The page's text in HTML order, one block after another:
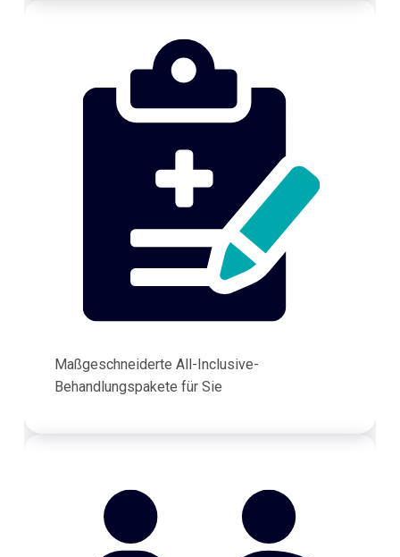
Maßgeschneiderte All-Inclusive-
Behandlungspakete für Sie